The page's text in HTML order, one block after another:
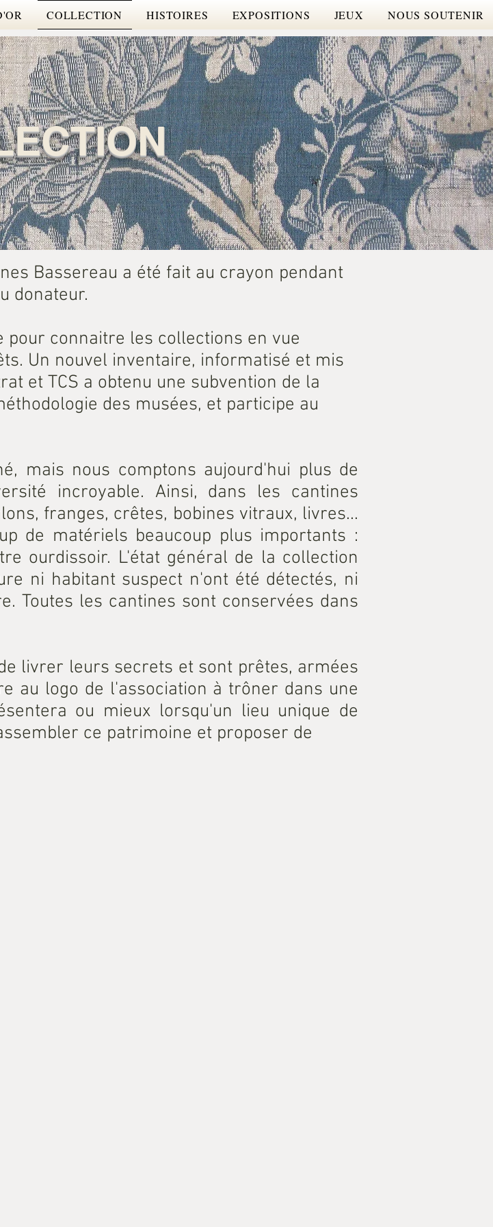
COLLECTION HISTOIRES EXPOSITIONS JEUX NOUS SOUTENIR
Bassereau a été fait au crayon pendant
donateur.
connaitre les collections en vue
Un nouvel inventaire, informatisé et mis
et TCS a obtenu une subvention de la
des musées, et participe au
mais nous comptons aujourd'hui plus de
incroyable. Ainsi, dans les cantines
franges, crêtes, bobines vitraux, livres...
de matériels beaucoup plus importants :
ourdissoir. L'état général de la collection
ni habitant suspect n'ont été détectés, ni
Toutes les cantines sont conservées dans
livrer leurs secrets et sont prêtes, armées
au logo de l'association à trôner dans une
ou mieux lorsqu'un lieu unique de
ce patrimoine et proposer de